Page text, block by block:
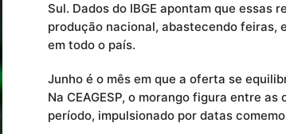
Sul. Dados do IBGE apontam que essas
produção nacional, abastecendo feiras,
em todo o país.
Junho é o mês em que a oferta se
Na CEAGESP, o morango figura entre
período, impulsionado por datas